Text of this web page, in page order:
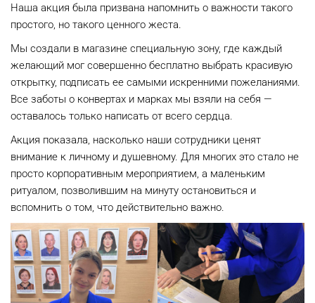
Наша акция была призвана напомнить о важности такого
простого, но такого ценного жеста.
Мы создали в магазине специальную зону, где каждый
желающий мог совершенно бесплатно выбрать красивую
открытку, подписать ее самыми искренними пожеланиями.
Все заботы о конвертах и марках мы взяли на себя —
оставалось только написать от всего сердца.
Акция показала, насколько наши сотрудники ценят
внимание к личному и душевному. Для многих это стало не
просто корпоративным мероприятием, а маленьким
ритуалом, позволившим на минуту остановиться и
вспомнить о том, что действительно важно.